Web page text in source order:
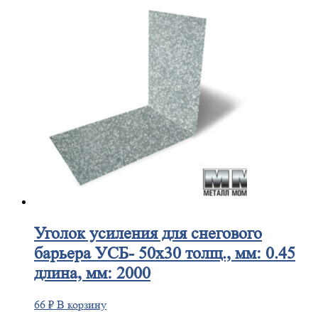
Уголокусиления для снегового
барьера УСБ- 50х30 толщ., мм: 0.45
длина, мм: 2000
66 ₽ В корзину